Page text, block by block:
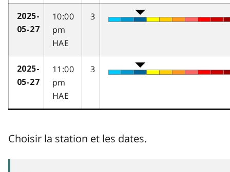
2025-
05-27
10:00
pm
HAE
3
2025-
05-27
11:00
pm
HAE
3
Choisir la station et les dates.